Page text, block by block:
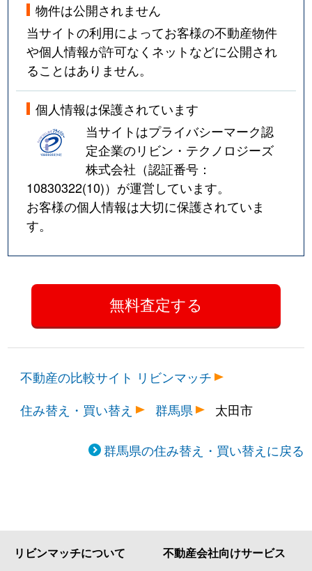
物件は公開されません
当サイトの利用によってお客様の不動産物件
や個人情報が許可なくネットなどに公開され
ることはありません。
個人情報は保護されています
当サイトはプライバシーマーク認
定企業のリビン・テクノロジーズ
株式会社（認証番号：
10830322(10)）が運営しています。
お客様の個人情報は大切に保護されていま
す。
不動産の比較サイト リビンマッチ
住み替え・買い替え
群馬県 太田市
群馬県の住み替え・買い替えに戻る
リビンマッチについて 不動産会社向けサービス